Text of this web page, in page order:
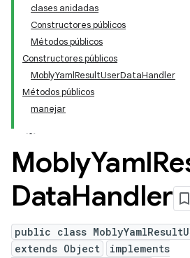
clases anidadas
Constructores públicos
Métodos públicos
Constructores públicos
MoblyYamlResultUserDataHandler
Métodos públicos
manejar
MoblyYaml
DataHandler
public class
extends Object
implements